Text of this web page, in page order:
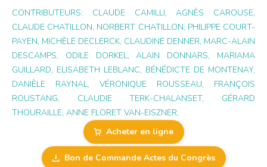
CONTRIBUTEURS: CLAUDE CAMILLI, AGNÈS CAROUSE,
CLAUDE CHATILLON, NORBERT CHATILLON, PHILIPPE COURT-
PAYEN, MICHÈLE DECLERCK, CLAUDINE DENNER, MARC-ALAIN
DESCAMPS, ODILE DORKEL, ALAIN DONNARS, MARIAMA
GUILLARD, ELISABETH LEBLANC, BÉNÉDICTE DE MONTENAY,
DANIÈLE RAYNAL, VÉRONIQUE ROUSSEAU, FRANÇOIS
ROUSTANG, CLAUDIE TERK-CHALANSET, GÉRARD
THOURAILLE, ANNE FLORET VAN-EISZNER,
Acheter en ligne
Bon de Commande Actes du Congrès